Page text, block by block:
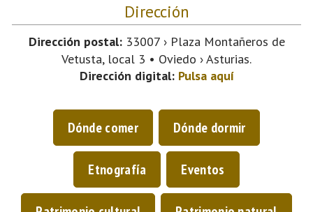
Dirección
Dirección postal:33007 › Plaza Montañeros de
Vetusta, local 3 • Oviedo › Asturias.
Dirección digital: Pulsa aquí
Dónde comer Dónde dormir
Etnografía Eventos